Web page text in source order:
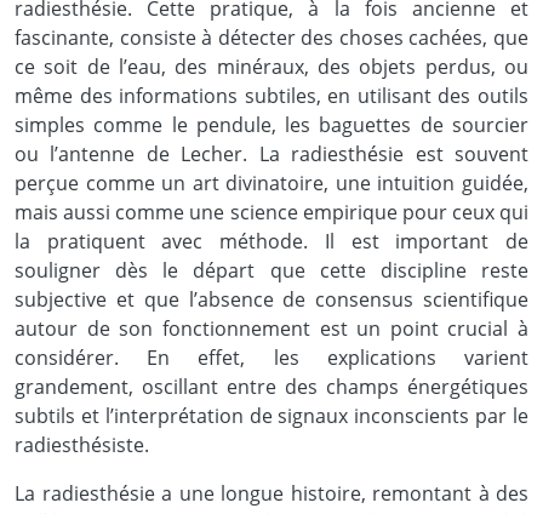
radiesthésie. Cette pratique, à la fois ancienne et
fascinante, consiste à détecter des choses cachées, que
ce soit de l’eau, des minéraux, des objets perdus, ou
même des informations subtiles, en utilisant des outils
simples comme le pendule, les baguettes de sourcier
ou l’antenne de Lecher. La radiesthésie est souvent
perçue comme un art divinatoire, une intuition guidée,
mais aussi comme une science empirique pour ceux qui
la pratiquent avec méthode. Il est important de
souligner dès le départ que cette discipline reste
subjective et que l’absence de consensus scientifique
autour de son fonctionnement est un point crucial à
considérer. En effet, les explications varient
grandement, oscillant entre des champs énergétiques
subtils et l’interprétation de signaux inconscients par le
radiesthésiste.
La radiesthésie a une longue histoire, remontant à des